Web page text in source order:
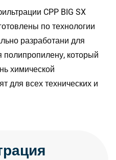
CPP BIG SX
по технологии
разработани для
полипропилену, который
химической
для всех технических и